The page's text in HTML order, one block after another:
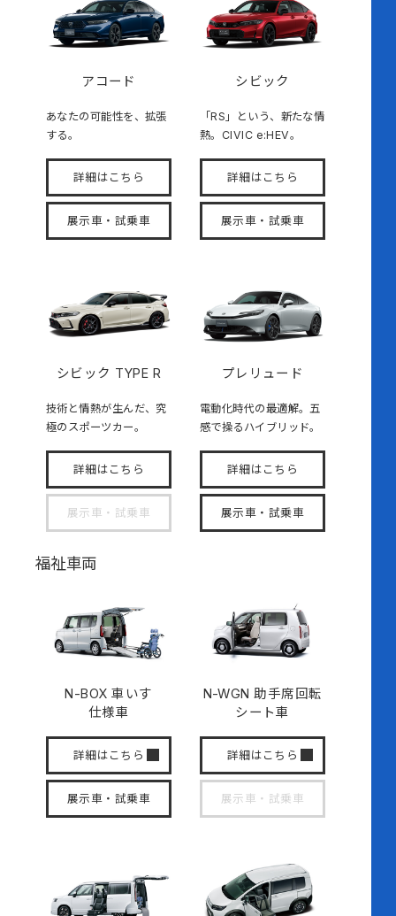
アコード
あなたの可能性を、拡張
する。
詳細はこちら
展示車・試乗車
シビック
「RS」という、新たな情
熱。CIVIC e:HEV。
詳細はこちら
展示車・試乗車
シビック TYPE R
技術と情熱が生んだ、究
極のスポーツカー。
詳細はこちら
展示車・試乗車
プレリュード
電動化時代の最適解。五
感で操るハイブリッド。
詳細はこちら
展示車・試乗車
福祉車両
N-BOX車いす
仕様車
詳細はこちら
展示車・試乗車
N-WGN 助手席回転
シート車
詳細はこちら
展示車・試乗車